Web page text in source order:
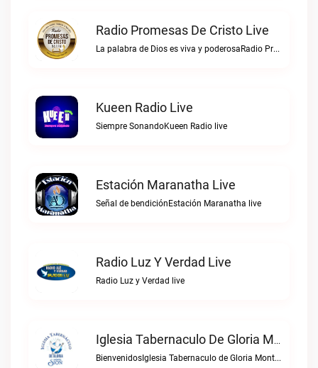
Radio Promesas De Cristo Live
La palabra de Dios es viva y poderosaRadio Promesas de Cristo live
Kueen Radio Live
Siempre SonandoKueen Radio live
Estación Maranatha Live
Señal de bendiciónEstación Maranatha live
Radio Luz Y Verdad Live
Radio Luz y Verdad live
Iglesia Tabernaculo De Gloria Monte Sion Live
BienvenidosIglesia Tabernaculo de Gloria Monte Sion live